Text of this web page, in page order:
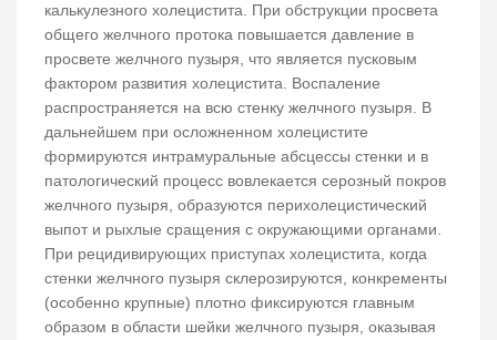
калькулезного холецистита. При обструкции просвета
общего желчного протока повышается давление в
просвете желчного пузыря, что является пусковым
фактором развития холецистита. Воспаление
распространяется на всю стенку желчного пузыря. В
дальнейшем при осложненном холецистите
формируются интрамуральные абсцессы стенки и в
патологический процесс вовлекается серозный покров
желчного пузыря, образуются перихолецистический
выпот и рыхлые сращения с окружающими органами.
При рецидивирующих приступах холецистита, когда
стенки желчного пузыря склерозируются, конкременты
(особенно крупные) плотно фиксируются главным
образом в области шейки желчного пузыря, оказывая